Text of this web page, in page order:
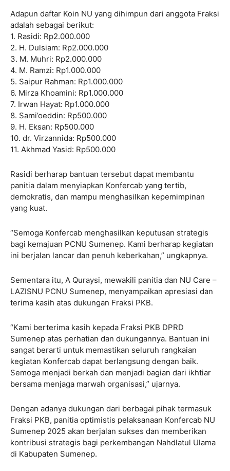
Adapun daftar Koin NU yang dihimpun dari anggota Fraksi
adalah sebagai berikut:
1. Rasidi: Rp2.000.000
2. H. Dulsiam: Rp2.000.000
3. M. Muhri: Rp2.000.000
4. M. Ramzi: Rp1.000.000
5. Saipur Rahman: Rp1.000.000
6. Mirza Khoamini: Rp1.000.000
7. Irwan Hayat: Rp1.000.000
8. Sami’oeddin: Rp500.000
9. H. Eksan: Rp500.000
10. dr. Virzannida: Rp500.000
11. Akhmad Yasid: Rp500.000
Rasidi berharap bantuan tersebut dapat membantu
panitia dalam menyiapkan Konfercab yang tertib,
demokratis, dan mampu menghasilkan kepemimpinan
yang kuat.
“Semoga Konfercab menghasilkan keputusan strategis
bagi kemajuan PCNU Sumenep. Kami berharap kegiatan
ini berjalan lancar dan penuh keberkahan,” ungkapnya.
Sementara itu, A Quraysi, mewakili panitia dan NU Care –
LAZISNU PCNU Sumenep, menyampaikan apresiasi dan
terima kasih atas dukungan Fraksi PKB.
“Kami berterima kasih kepada Fraksi PKB DPRD
Sumenep atas perhatian dan dukungannya. Bantuan ini
sangat berarti untuk memastikan seluruh rangkaian
kegiatan Konfercab dapat berlangsung dengan baik.
Semoga menjadi berkah dan menjadi bagian dari ikhtiar
bersama menjaga marwah organisasi,” ujarnya.
Dengan adanya dukungan dari berbagai pihak termasuk
Fraksi PKB, panitia optimistis pelaksanaan Konfercab NU
Sumenep 2025 akan berjalan sukses dan memberikan
kontribusi strategis bagi perkembangan Nahdlatul Ulama
di Kabupaten Sumenep.